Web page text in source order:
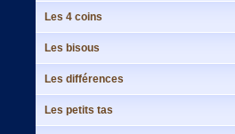
Les 4 coins
Les bisous
Les différences
Les petits tas